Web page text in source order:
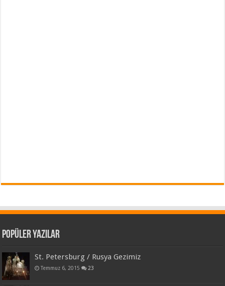
Popüler Yazılar
St. Petersburg / Rusya Gezimiz
Temmuz 6, 2015 23